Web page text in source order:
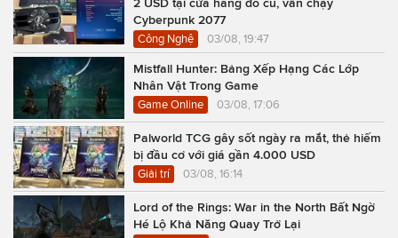
Cyberpunk 2077
Công Nghệ 03/08, 19:47
Mistfall Hunter: Bảng Xếp Hạng Các Lớp
Nhân Vật Trong Game
Game Online 03/08, 17:06
Palworld TCG gây sốt ngày ra mắt, thẻ hiếm
bị đầu cơ với giá gần 4.000 USD
Giải trí 03/08, 16:14
Lord of the Rings: War in the North Bất Ngờ
Hé Lộ Khả Năng Quay Trở Lại